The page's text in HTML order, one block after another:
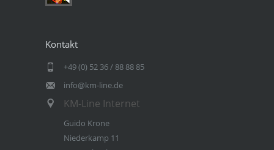
Kontakt
+49 (0) 52 36 / 88 88 85
info@km-line.de
KM-Line Internet
Guido Krone
Niederkamp 11